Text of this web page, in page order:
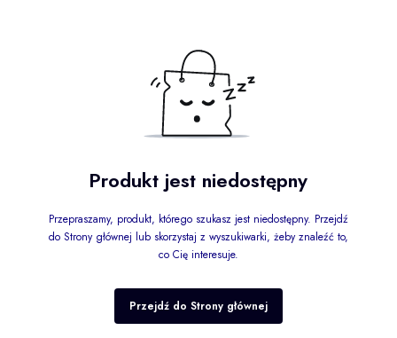
Produkt jest niedostępny
Przepraszamy, produkt, którego szukasz jest niedostępny. Przejdź
do Strony głównej lub skorzystaj z wyszukiwarki, żeby znaleźć to,
co Cię interesuje.
Przejdź do Strony głównej